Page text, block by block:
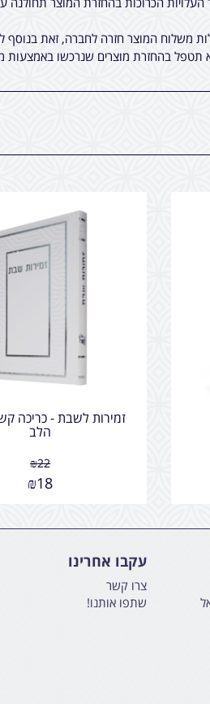
משלוח המוצר חזרה לחברה, זאת בנוסף
תטפל בהחזרת מוצרים שנרכשו באמצעות
זמירות לשבת - כריכה
הלב
₪22
₪18
עקבו אחרינו
צרו קשר
שתפו אותנו!